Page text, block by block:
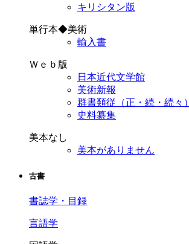
キリシタン版
単行本◆美術
輸入書
Ｗｅｂ版
日本近代文学館
美術新報
群書類従（正・続・続々）
史料纂集
美本なし
美本がありません
古書
書誌学・目録
言語学